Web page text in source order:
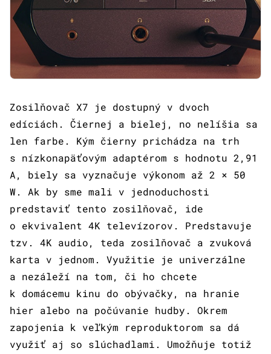
Zosilňovač X7 je dostupný v dvoch
edíciách. Čiernej a bielej, no nelíšia sa
len farbe. Kým čierny prichádza na trh
s nízkonapäťovým adaptérom s hodnotu 2,91
A, biely sa vyznačuje výkonom až 2 × 50
W. Ak by sme mali v jednoduchosti
predstaviť tento zosilňovač, ide
o ekvivalent 4K televízorov. Predstavuje
tzv. 4K audio, teda zosilňovač a zvuková
karta v jednom. Využitie je univerzálne
a nezáleží na tom, či ho chcete
k domácemu kinu do obývačky, na hranie
hier alebo na počúvanie hudby. Okrem
zapojenia k veľkým reproduktorom sa dá
využiť aj so slúchadlami. Umožňuje totiž